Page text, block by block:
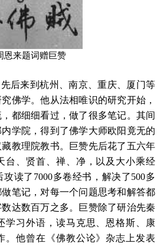
恩来题词赠巨赞
后来到杭州、南京、重庆、厦门等
佛学。他从法相唯识的研究开始，
都细细看过，做了很多笔记。其间
学院，得到了佛学大师欧阳竟无的
教理院教书。巨赞先后花了五六年
台、贤首、禅、净，以及大小乘经
读了7000多卷经书，解决了500多
笔记，对每一个问题思考和解答都
达数百万之多。巨赞除了研治先秦
学习外语，读马克思、恩格斯、康
。他曾在《佛教公论》杂志上发表